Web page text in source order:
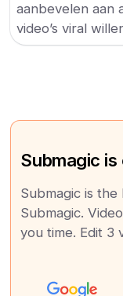
aanbevelen aan
video’s viral
Submagic
Submagic is
Submagic.
you time. Edit 3